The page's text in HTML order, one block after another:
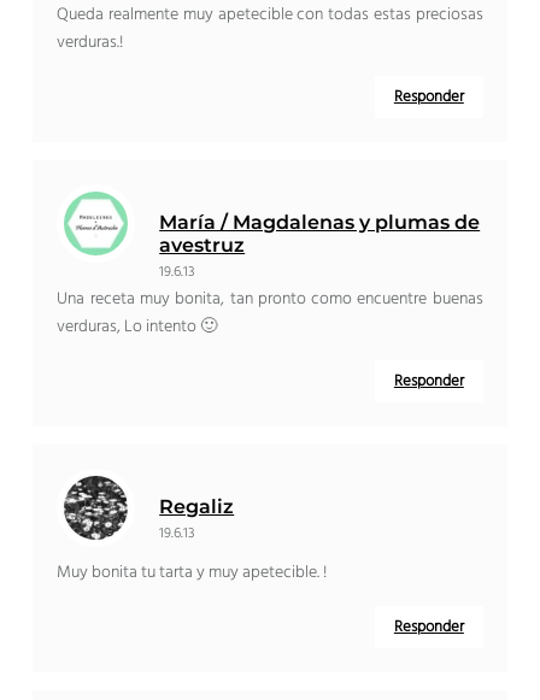
Queda realmente muy apetecible con todas estas preciosas
verduras.!
Responder
María / Magdalenas y plumas de
avestruz
19.6.13
Una receta muy bonita, tan pronto como encuentre buenas
verduras, Lo intento 🙂
Responder
Regaliz
19.6.13
Muy bonita tu tarta y muy apetecible. !
Responder